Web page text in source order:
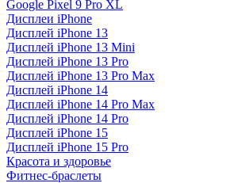
Google Pixel 9 Pro XL
Дисплеи iPhone
Дисплей iPhone 13
Дисплей iPhone 13 Mini
Дисплей iPhone 13 Pro
Дисплей iPhone 13 Pro Max
Дисплей iPhone 14
Дисплей iPhone 14 Pro Max
Дисплей iPhone 14 Pro
Дисплей iPhone 15
Дисплей iPhone 15 Pro
Красота и здоровье
Фитнес-браслеты